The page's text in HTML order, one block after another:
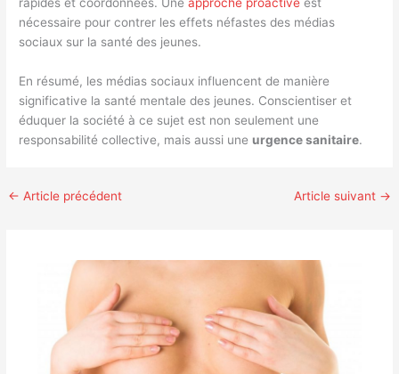
nécessaire pour contrer les effets néfastes des médias
sociaux sur la santé des jeunes.
En résumé, les médias sociaux influencent de manière
significative la santé mentale des jeunes. Conscientiser et
éduquer la société à ce sujet est non seulement une
responsabilité collective, mais aussi une urgence sanitaire.
← Article précédent Article suivant →